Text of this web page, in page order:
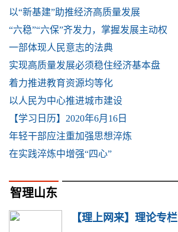
以“新基建”助推经济高质量发展
“六稳”“六保”齐发力，掌握发展主动权
一部体现人民意志的法典
实现高质量发展必须稳住经济基本盘
着力推进教育资源均等化
以人民为中心推进城市建设
【学习日历】2020年6月16日
年轻干部应注重加强思想淬炼
在实践淬炼中增强“四心”
智理山东
【理上网来】理论专栏